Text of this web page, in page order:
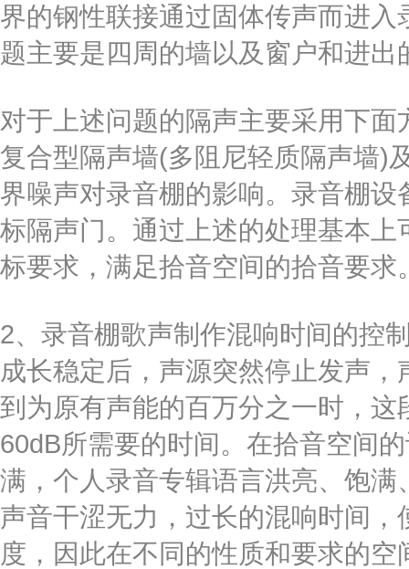
界的钢性联接通过固体传声而进
题主要是四周的墙以及窗户和进出
对于上述问题的隔声主要采用下
复合型隔声墙(多阻尼轻质隔声墙)
界噪声对录音棚的影响。录音棚
标隔声门。通过上述的处理基本
标要求，满足拾音空间的拾音要求
2、录音棚歌声制作混响时间的控
成长稳定后，声源突然停止发声
到为原有声能的百万分之一时，这
60dB所需要的时间。在拾音空间
满，个人录音专辑语言洪亮、饱
声音干涩无力，过长的混响时间
度，因此在不同的性质和要求的空